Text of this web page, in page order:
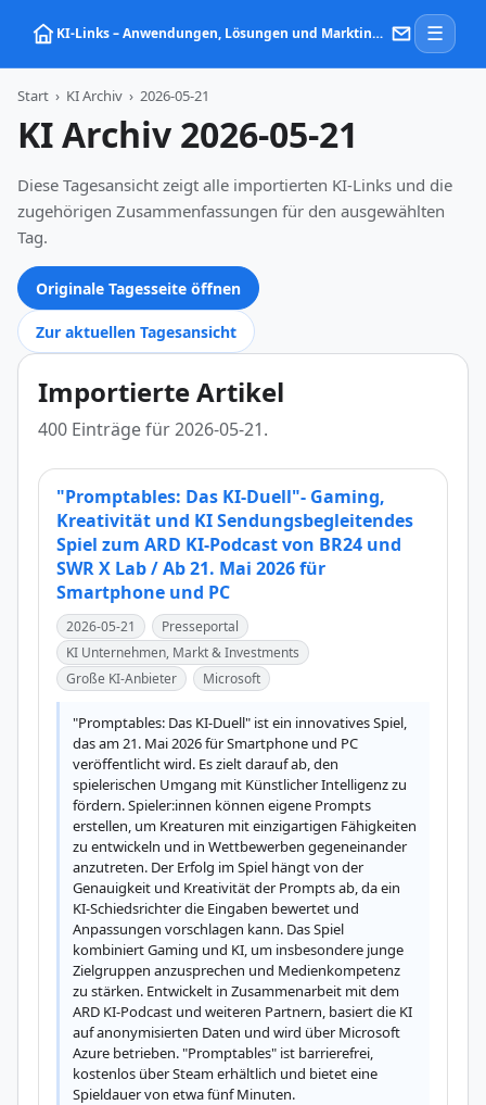
KI‑Links – Anwendungen, Lösungen und Marktinformationen zu Künstlicher Intelligenz ☰
Start › KI Archiv › 2026-05-21
KI Archiv 2026-05-21
Diese Tagesansicht zeigt alle importierten KI-Links und die
zugehörigen Zusammenfassungen für den ausgewählten
Tag.
Originale Tagesseite öffnen
Zur aktuellen Tagesansicht
Importierte Artikel
400 Einträge für 2026-05-21.
"Promptables: Das KI-Duell"- Gaming,
Kreativität und KI Sendungsbegleitendes
Spiel zum ARD KI-Podcast von BR24 und
SWR X Lab / Ab 21. Mai 2026 für
Smartphone und PC
2026-05-21
Presseportal
KI Unternehmen, Markt & Investments
Große KI-Anbieter
Microsoft
"Promptables: Das KI-Duell" ist ein innovatives Spiel,
das am 21. Mai 2026 für Smartphone und PC
veröffentlicht wird. Es zielt darauf ab, den
spielerischen Umgang mit Künstlicher Intelligenz zu
fördern. Spieler:innen können eigene Prompts
erstellen, um Kreaturen mit einzigartigen Fähigkeiten
zu entwickeln und in Wettbewerben gegeneinander
anzutreten. Der Erfolg im Spiel hängt von der
Genauigkeit und Kreativität der Prompts ab, da ein
KI-Schiedsrichter die Eingaben bewertet und
Anpassungen vorschlagen kann. Das Spiel
kombiniert Gaming und KI, um insbesondere junge
Zielgruppen anzusprechen und Medienkompetenz
zu stärken. Entwickelt in Zusammenarbeit mit dem
ARD KI-Podcast und weiteren Partnern, basiert die KI
auf anonymisierten Daten und wird über Microsoft
Azure betrieben. "Promptables" ist barrierefrei,
kostenlos über Steam erhältlich und bietet eine
Spieldauer von etwa fünf Minuten.